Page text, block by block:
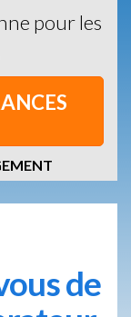
pour les
de